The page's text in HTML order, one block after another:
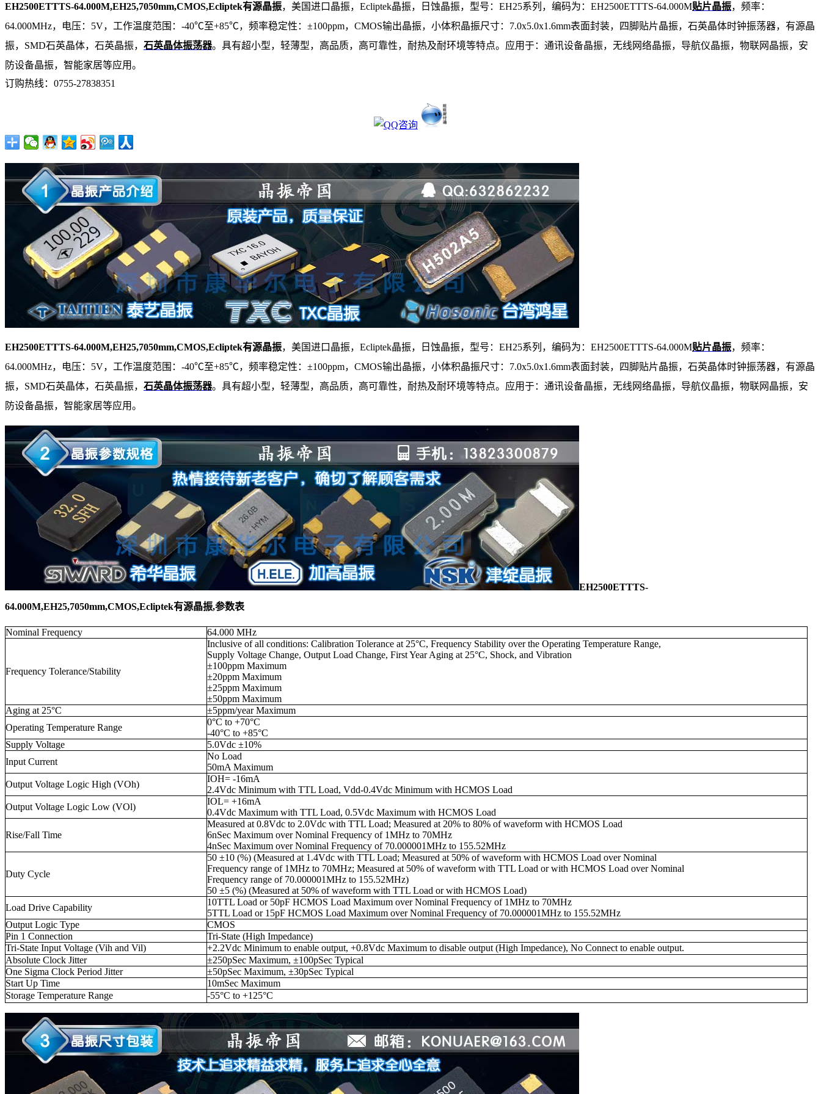
EH2500ETTTS-64.000M,EH25,7050mm,CMOS,Ecliptek有源晶振，美国进口晶振，Ecliptek晶振，日蚀晶振，型号：EH25系列，编码为：EH2500ETTTS-64.000M贴片晶振，频率：
64.000MHz，电压：5V，工作温度范围：-40℃至+85℃，频率稳定性：±100ppm，CMOS输出晶振，小体积晶振尺寸：7.0x5.0x1.6mm表面封装，四脚贴片晶振，石英晶体时钟振荡器，有源晶
振，SMD石英晶体，石英晶振， 石英晶体振荡器。具有超小型，轻薄型，高品质，高可靠性，耐热及耐环境等特点。应用于：通讯设备晶振，无线网络晶振，导航仪晶振，物联网晶振，安
防设备晶振，智能家居等应用。
订购热线： 0755-27838351
EH2500ETTTS-64.000M,EH25,7050mm,CMOS,Ecliptek有源晶振，美国进口晶振，Ecliptek晶振， 日蚀晶振，型号：EH25系列，编码为：EH2500ETTTS-64.000M贴片晶振，频率：
64.000MHz，电压：5V，工作温度范围：-40℃至+85℃，频率稳定性：±100ppm，CMOS输出晶振，小体积晶振尺寸：7.0x5.0x1.6mm表面封装，四脚贴片晶振，石英晶体时钟振荡器，有源晶
振，SMD石英晶体， 石英晶振， 石英晶体振荡器。具有超小型，轻薄型，高品质，高可靠性，耐热及耐环境等特点。应用于：通讯设备晶振，无线网络晶振，导航仪晶振，物联网晶振，安
防设备晶振，智能家居等应用。
EH2500ETTTS-
64.000M,EH25,7050mm,CMOS,Ecliptek有源晶振,参数表
Nominal Frequency 64.000 MHz
Frequency Tolerance/Stability
Inclusive of all conditions: Calibration Tolerance at 25°C, Frequency Stability over the Operating Temperature Range,
Supply Voltage Change, Output Load Change, First Year Aging at 25°C, Shock, and Vibration
±100ppm Maximum
±20ppm Maximum
±25ppm Maximum
±50ppm Maximum
Aging at 25°C
±5ppm/year Maximum
Operating Temperature Range
0°C to +70°C
-40°C to +85°C
Supply Voltage
5.0Vdc ±10%
Input Current
No Load
50mA Maximum
Output Voltage Logic High (VOh)
IOH= -16mA
2.4Vdc Minimum with TTL Load, Vdd-0.4Vdc Minimum with HCMOS Load
Output Voltage Logic Low (VOl)
IOL= +16mA
0.4Vdc Maximum with TTL Load, 0.5Vdc Maximum with HCMOS Load
Rise/Fall Time
Measured at 0.8Vdc to 2.0Vdc with TTL Load; Measured at 20% to 80% of waveform with HCMOS Load
6nSec Maximum over Nominal Frequency of 1MHz to 70MHz
4nSec Maximum over Nominal Frequency of 70.000001MHz to 155.52MHz
Duty Cycle
50 ±10 (%) (Measured at 1.4Vdc with TTL Load; Measured at 50% of waveform with HCMOS Load over Nominal
Frequency range of 1MHz to 70MHz; Measured at 50% of waveform with TTL Load or with HCMOS Load over Nominal
Frequency range of 70.000001MHz to 155.52MHz)
50 ±5 (%) (Measured at 50% of waveform with TTL Load or with HCMOS Load)
Load Drive Capability
10TTL Load or 50pF HCMOS Load Maximum over Nominal Frequency of 1MHz to 70MHz
5TTL Load or 15pF HCMOS Load Maximum over Nominal Frequency of 70.000001MHz to 155.52MHz
Output Logic Type
CMOS
Pin 1 Connection
Tri-State (High Impedance)
Tri-State Input Voltage (Vih and Vil)
+2.2Vdc Minimum to enable output, +0.8Vdc Maximum to disable output (High Impedance), No Connect to enable output.
Absolute Clock Jitter
±250pSec Maximum, ±100pSec Typical
One Sigma Clock Period Jitter
±50pSec Maximum, ±30pSec Typical
Start Up Time
10mSec Maximum
Storage Temperature Range
-55°C to +125°C